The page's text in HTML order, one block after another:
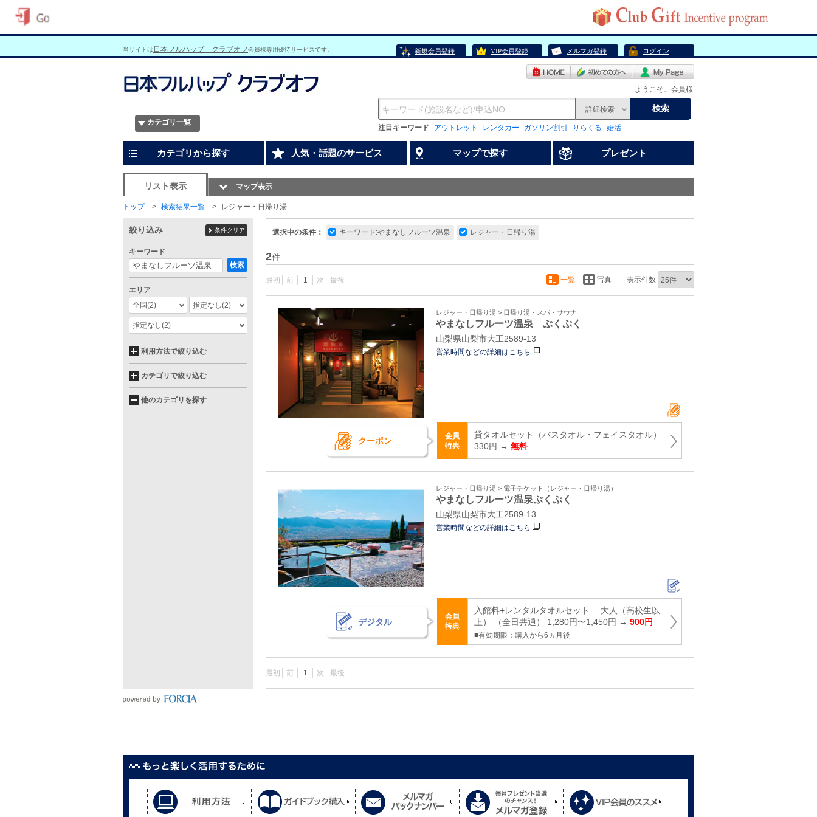
当サイトは 日本フルハップ クラブオフ会員様専用優待サービスです。 新規会員登録 VIP会員登録 メルマガ登録 ログイン
ようこそ、会員様
カテゴリ一覧
詳細検索 検索
注目キーワード アウトレット レンタカー ガソリン割引 りらくる 婚活
カテゴリから探す 人気・話題のサービス マップで探す プレゼント
リスト表示 マップ表示
トップ 検索結果一覧 レジャー・日帰り湯
選択中の条件： キーワード:やまなしフルーツ温泉 レジャー・日帰り湯
2件
最初 前 1 次 最後 一覧 写真 表示件数
レジャー・日帰り湯 > 日帰り湯・スパ・サウナ
やまなしフルーツ温泉 ぷくぷく
山梨県山梨市大工2589‐13
営業時間などの詳細はこちら
クーポン
会員
特典
貸タオルセット（バスタオル・フェイスタオル）
330円 → 無料
レジャー・日帰り湯 > 電子チケット（レジャー・日帰り湯）
やまなしフルーツ温泉ぷくぷく
山梨県山梨市大工2589‐13
営業時間などの詳細はこちら
デジタル
会員
特典
入館料+レンタルタオルセット 大人（高校生以
上） （全日共通） 1,280円〜1,450円 → 900円
■有効期限：購入から6ヵ月後
最初 前 1 次 最後
絞り込み 条件クリア
キーワード
検索
エリア
全国(2) 指定なし(2)
指定なし(2)
利用方法で絞り込む
カテゴリで絞り込む
他のカテゴリを探す